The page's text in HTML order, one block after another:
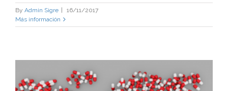
By Admin Sigre |
16/11/2017
Más información